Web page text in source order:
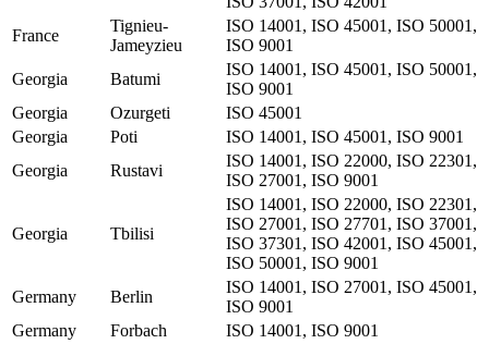
France
Tignieu-
Jameyzieu
ISO 14001, ISO 45001, ISO 50001,
ISO 9001
Georgia
Batumi
ISO 14001, ISO 45001, ISO 50001,
ISO 9001
Georgia
Ozurgeti
ISO 45001
Georgia
Poti
ISO 14001, ISO 45001, ISO 9001
Georgia
Rustavi
ISO 14001, ISO 22000, ISO 22301,
ISO 27001, ISO 9001
Georgia Tbilisi
ISO 14001, ISO 22000, ISO 22301,
ISO 27001, ISO 27701, ISO 37001,
ISO 37301, ISO 42001, ISO 45001,
ISO 50001, ISO 9001
Germany
Berlin
ISO 14001, ISO 27001, ISO 45001,
ISO 9001
Germany
Forbach
ISO 14001, ISO 9001